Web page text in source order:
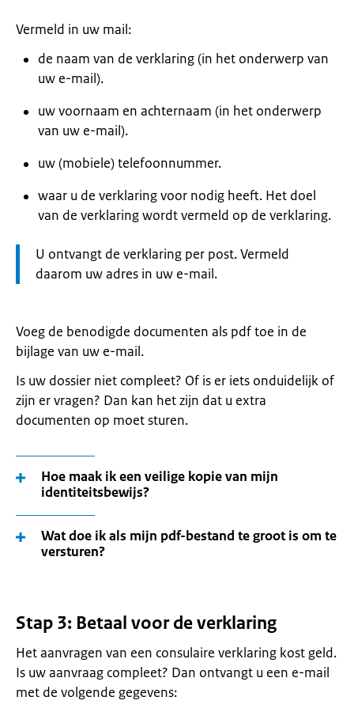
Vermeld in uw mail:
de naam van de verklaring (in het onderwerp van
uw e-mail).
uw voornaam en achternaam (in het onderwerp
van uw e-mail).
uw (mobiele) telefoonnummer.
waar u de verklaring voor nodig heeft. Het doel
van de verklaring wordt vermeld op de verklaring.
Let
op:
U ontvangt de verklaring per post. Vermeld
daarom uw adres in uw e-mail.
Voeg de benodigde documenten als pdf toe in de
bijlage van uw e-mail.
Is uw dossier niet compleet? Of is er iets onduidelijk of
zijn er vragen? Dan kan het zijn dat u extra
documenten op moet sturen.
Hoe maak ik een veilige kopie van mijn
identiteitsbewijs?
Wat doe ik als mijn pdf-bestand te groot is om te
versturen?
Stap 3: Betaal voor de verklaring
Het aanvragen van een consulaire verklaring kost geld.
Is uw aanvraag compleet? Dan ontvangt u een e-mail
met de volgende gegevens: